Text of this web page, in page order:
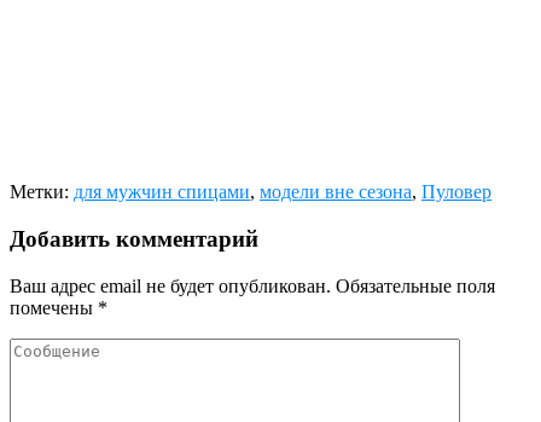
Метки: для мужчин спицами, модели вне сезона, Пуловер
Добавить комментарий
Ваш адрес email не будет опубликован. Обязательные поля
помечены *